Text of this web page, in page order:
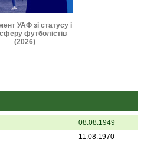
УАФ зі статусу і
футболістів
(2026)
08.08.1949
11.08.1970